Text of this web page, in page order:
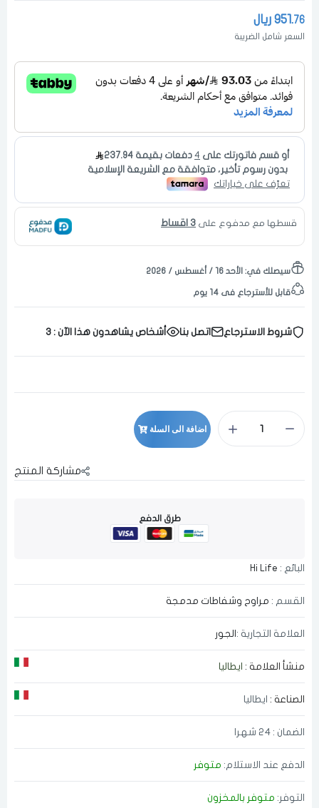
951.76 ريال
السعر شامل الضريبة
قسطها مع مدفوع على 3 اقساط
سيصلك في: الأحد ١٦ / أغسطس / ٢٠٢٦
قابل للأسترجاع فى 14 يوم
شروط الاسترجاع اتصل بنا أشخاص يشاهدون هذا الآن : 3
اضافة الى السلة
مشاركة المنتج
طرق الدفع
البائع : Hi Life
القسم : مراوح وشفاطات مدمجة
العلامة التجارية : الجور
منشأ العلامة : ايطاليا
الصناعة : ايطاليا
الضمان : 24 شهرا
الدفع عند الاستلام: متوفر
التوفر: متوفر بالمخزون